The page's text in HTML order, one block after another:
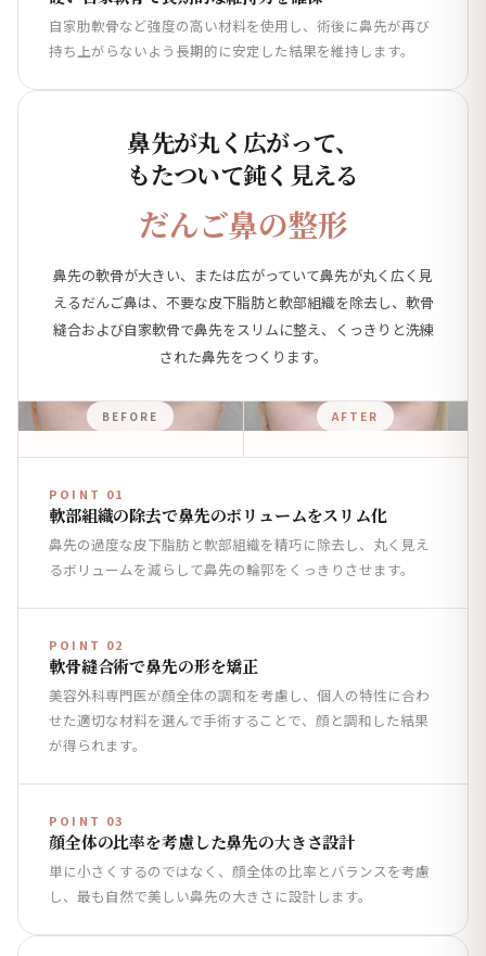
自家肋軟骨など強度の高い材料を使用し、術後に鼻先が再び
持ち上がらないよう長期的に安定した結果を維持します。
鼻先が丸く広がって、
もたついて鈍く見える
だんご鼻の整形
鼻先の軟骨が大きい、または広がっていて鼻先が丸く広く見
えるだんご鼻は、不要な皮下脂肪と軟部組織を除去し、軟骨
縫合および自家軟骨で鼻先をスリムに整え、くっきりと洗練
された鼻先をつくります。
BEFORE AFTER
POINT 01
軟部組織の除去で鼻先のボリュームをスリム化
鼻先の過度な皮下脂肪と軟部組織を精巧に除去し、丸く見え
るボリュームを減らして鼻先の輪郭をくっきりさせます。
POINT 02
軟骨縫合術で鼻先の形を矯正
美容外科専門医が顔全体の調和を考慮し、個人の特性に合わ
せた適切な材料を選んで手術することで、顔と調和した結果
が得られます。
POINT 03
顔全体の比率を考慮した鼻先の大きさ設計
単に小さくするのではなく、顔全体の比率とバランスを考慮
し、最も自然で美しい鼻先の大きさに設計します。